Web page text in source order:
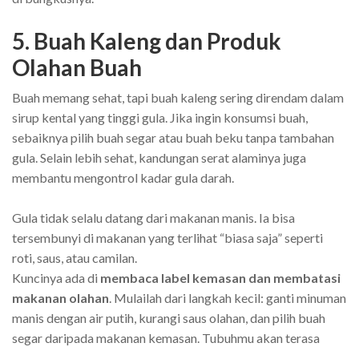
5. Buah Kaleng dan Produk
Olahan Buah
Buah memang sehat, tapi buah kaleng sering direndam dalam
sirup kental yang tinggi gula. Jika ingin konsumsi buah,
sebaiknya pilih buah segar atau buah beku tanpa tambahan
gula. Selain lebih sehat, kandungan serat alaminya juga
membantu mengontrol kadar gula darah.
Gula tidak selalu datang dari makanan manis. Ia bisa
tersembunyi di makanan yang terlihat “biasa saja” seperti
roti, saus, atau camilan.
Kuncinya ada di membaca label kemasan dan membatasi
makanan olahan. Mulailah dari langkah kecil: ganti minuman
manis dengan air putih, kurangi saus olahan, dan pilih buah
segar daripada makanan kemasan. Tubuhmu akan terasa